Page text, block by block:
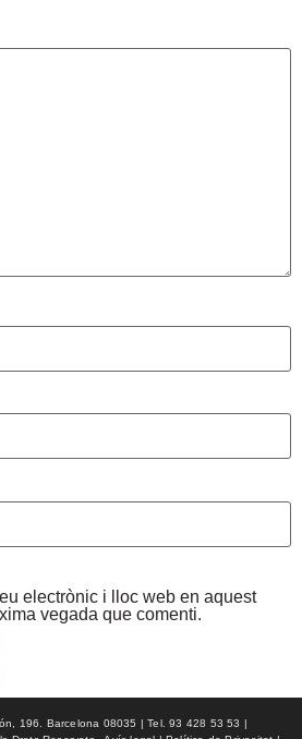
electrònic i lloc web en aquest
vegada que comenti.
196. Barcelona 08035 | Tel. 93 428 53 53 |